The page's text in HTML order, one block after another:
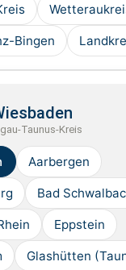
Bingen
Taunus-Kreis
Aarbergen
Bad
Eppstein
Glashütten